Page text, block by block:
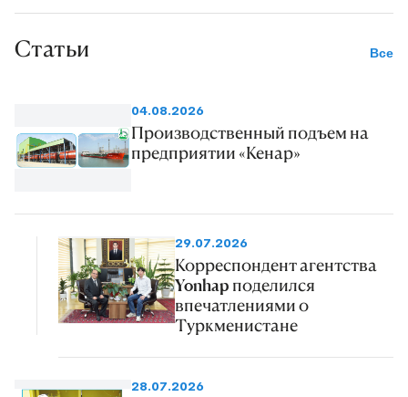
Статьи Все
04.08.2026
Производственный подъем на
предприятии «Кенар»
29.07.2026
Корреспондент агентства
Yonhap поделился
впечатлениями о
Туркменистане
28.07.2026